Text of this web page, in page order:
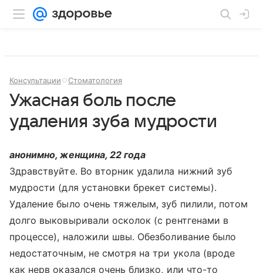
Консультации Стоматология
Ужасная боль после
удаления зуба мудрости
анонимно, женщина, 22 года
Здравствуйте. Во вторник удалила нижний зуб
мудрости (для установки брекет системы).
Удаление было очень тяжелым, зуб пилили, потом
долго выковыривали осколок (с рентгенами в
процессе), наложили швы. Обезболивание было
недостаточным, не смотря на три укола (вроде
как нерв оказался очень близко, или что-то